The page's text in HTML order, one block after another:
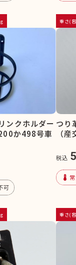
g 重さ(
ンクホルダー
か498号車
可
g
つり
（産
税込
device_thermostat
重さ(